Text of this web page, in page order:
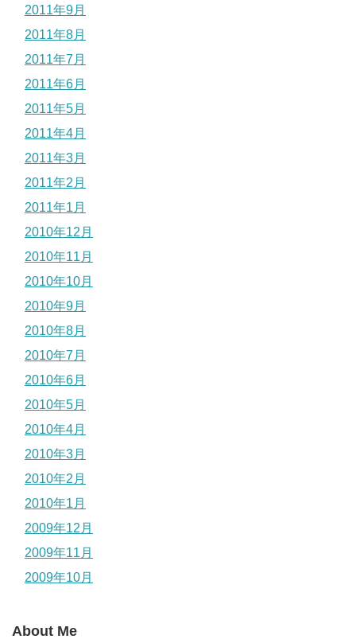
2011年9月
2011年8月
2011年7月
2011年6月
2011年5月
2011年4月
2011年3月
2011年2月
2011年1月
2010年12月
2010年11月
2010年10月
2010年9月
2010年8月
2010年7月
2010年6月
2010年5月
2010年4月
2010年3月
2010年2月
2010年1月
2009年12月
2009年11月
2009年10月
About Me